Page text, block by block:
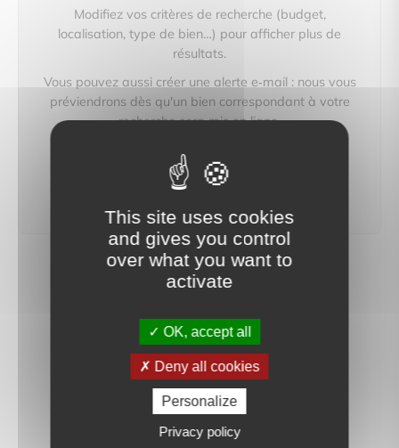
Modifiez vos critères de recherche (budget,
localisation, type de bien…) pour afficher plus de
résultats.
Vous pouvez aussi créer une alerte e‑mail : nous vous
préviendrons dès qu'un bien correspondant à votre
recherche sera mis en ligne.
créer une alerte
This site uses cookies
and gives you control
over what you want to
activate
OK, accept all
Deny all cookies
Personalize
Privacy policy